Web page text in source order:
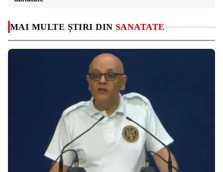
MAI MULTE ȘTIRI DIN SANATATE